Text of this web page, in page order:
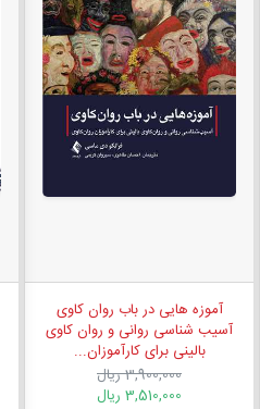
آموزه هایی در باب روان کاوی
آسیب شناسی روانی و روان کاوی
بالینی برای کارآموزان...
3,900,000 ریال
3,510,000 ریال